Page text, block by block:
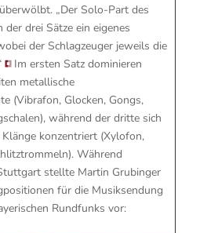
„Der Solo-Part des
drei Sätze ein eigenes
der Schlagzeuger jeweils die
Im ersten Satz dominieren
metallische
(Vibrafon, Glocken, Gongs,
während der dritte sich
konzentriert (Xylofon,
Während
stellte Martin Grubinger
für die Musiksendung
Rundfunks vor: